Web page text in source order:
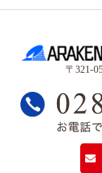
〒321-